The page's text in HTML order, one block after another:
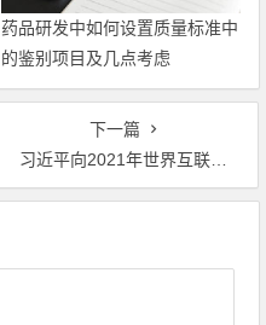
药品研发中如何设置质量标准中
的鉴别项目及几点考虑
下一篇
习近平向2021年世界互联网大会乌镇峰会致贺信